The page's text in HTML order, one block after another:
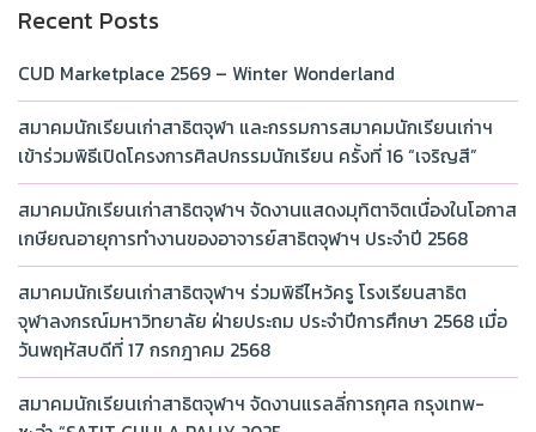
Recent Posts
CUD Marketplace 2569 – Winter Wonderland
สมาคมนักเรียนเก่าสาธิตจุฬา และกรรมการสมาคมนักเรียนเก่าฯ
เข้าร่วมพิธีเปิดโครงการศิลปกรรมนักเรียน ครั้งที่ 16 “เจริญสี”
สมาคมนักเรียนเก่าสาธิตจุฬาฯ จัดงานแสดงมุทิตาจิตเนื่องในโอกาส
เกษียณอายุการทำงานของอาจารย์สาธิตจุฬาฯ ประจำปี 2568
สมาคมนักเรียนเก่าสาธิตจุฬาฯ ร่วมพิธีไหว้ครู โรงเรียนสาธิต
จุฬาลงกรณ์มหาวิทยาลัย ฝ่ายประถม ประจำปีการศึกษา 2568 เมื่อ
วันพฤหัสบดีที่ 17 กรกฎาคม 2568
สมาคมนักเรียนเก่าสาธิตจุฬาฯ จัดงานแรลลี่การกุศล กรุงเทพ-